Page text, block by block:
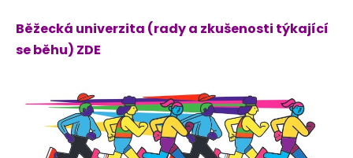
Běžecká univerzita (rady a zkušenosti týkající
se běhu) ZDE